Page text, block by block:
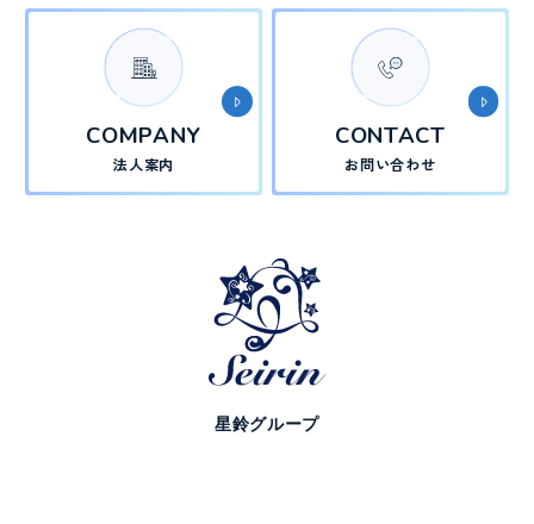
COMPANY
法人案内
CONTACT
お問い合わせ
星鈴グループ